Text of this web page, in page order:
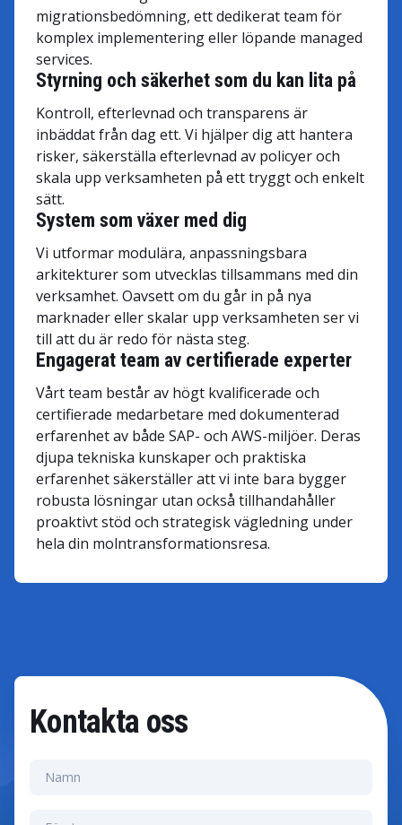
migrationsbedömning, ett dedikerat team för
komplex implementering eller löpande managed
services.
Styrning och säkerhet som du kan lita på
Kontroll, efterlevnad och transparens är
inbäddat från dag ett. Vi hjälper dig att hantera
risker, säkerställa efterlevnad av policyer och
skala upp verksamheten på ett tryggt och enkelt
sätt.
System som växer med dig
Vi utformar modulära, anpassningsbara
arkitekturer som utvecklas tillsammans med din
verksamhet. Oavsett om du går in på nya
marknader eller skalar upp verksamheten ser vi
till att du är redo för nästa steg.
Engagerat team av certifierade experter
Vårt team består av högt kvalificerade och
certifierade medarbetare med dokumenterad
erfarenhet av både SAP- och AWS-miljöer. Deras
djupa tekniska kunskaper och praktiska
erfarenhet säkerställer att vi inte bara bygger
robusta lösningar utan också tillhandahåller
proaktivt stöd och strategisk vägledning under
hela din molntransformationsresa.
Kontakta oss